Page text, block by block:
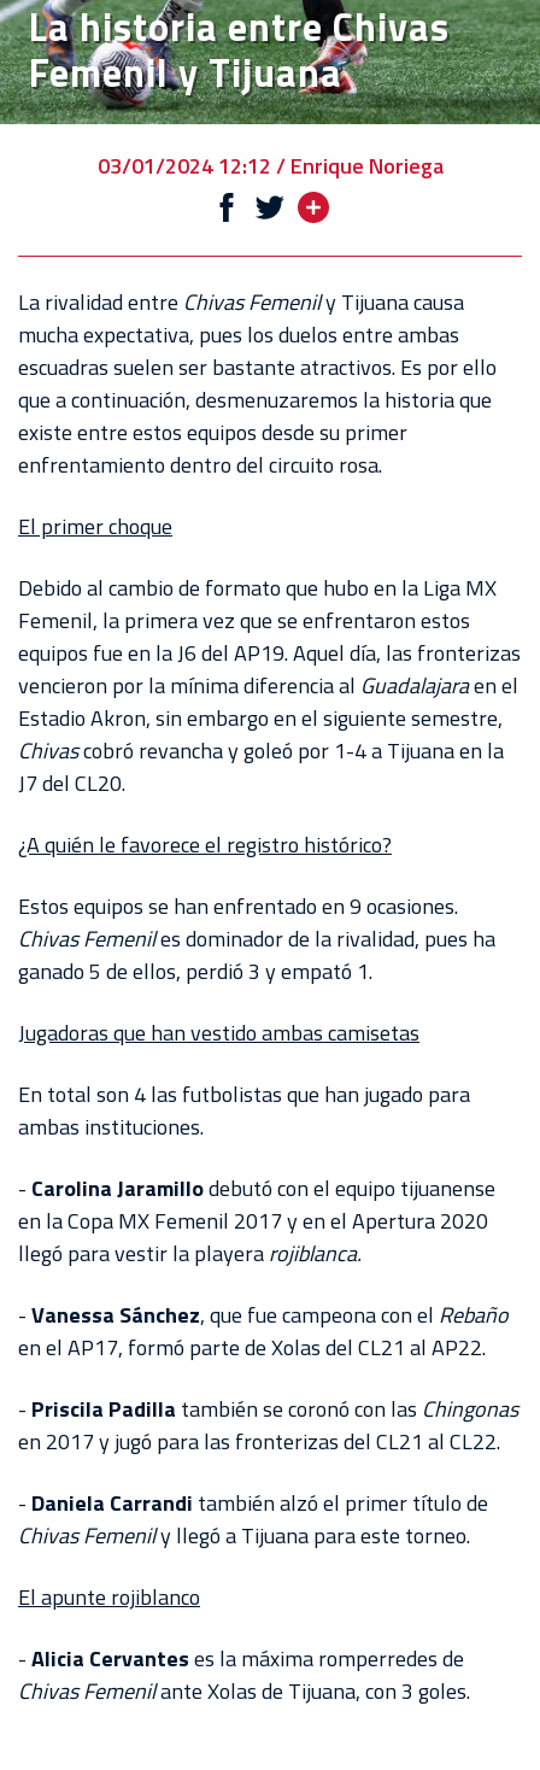
VENTA
DE
BOLETOS
CHIVABONOS
REBAÑO
CHIVAS
TIENDA
CHIVAS
CHIVASTV
ESTADIO
TOUR
ESTADIO
AKRON
La historia entre Chivas
Femenil y Tijuana
03/01/2024 12:12 / Enrique Noriega
La rivalidad entre Chivas Femenily Tijuana causa
mucha expectativa, pues los duelos entre ambas
escuadras suelen ser bastante atractivos. Es por ello
que a continuación, desmenuzaremos la historia que
existe entre estos equipos desde su primer
enfrentamiento dentro del circuito rosa.
El primer choque
Debido al cambio de formato que hubo en la Liga MX
Femenil, la primera vez que se enfrentaron estos
equipos fue en la J6 del AP19. Aquel día, las fronterizas
vencieron por la mínima diferencia al Guadalajaraen el
Estadio Akron, sin embargo en el siguiente semestre,
Chivascobró revancha y goleó por 1-4 a Tijuana en la
J7 del CL20.
¿A quién le favorece el registro histórico?
Estos equipos se han enfrentado en 9 ocasiones.
Chivas Femeniles dominador de la rivalidad, pues ha
ganado 5 de ellos, perdió 3 y empató 1.
Jugadoras que han vestido ambas camisetas
En total son 4 las futbolistas que han jugado para
ambas instituciones.
- Carolina Jaramillodebutó con el equipo tijuanense
en la Copa MX Femenil 2017 y en el Apertura 2020
llegó para vestir la playerarojiblanca.
-Vanessa Sánchez, que fue campeona con el Rebaño
en el AP17, formó parte de Xolas del CL21 al AP22.
- Priscila Padilla también se coronó con las Chingonas
en 2017 y jugó para las fronterizas del CL21 al CL22.
- Daniela Carrandi también alzó el primer título de
Chivas Femenily llegó a Tijuana para este torneo.
El apunte rojiblanco
-Alicia Cervanteses la máxima romperredes de
Chivas Femenilante Xolas de Tijuana, con 3 goles.